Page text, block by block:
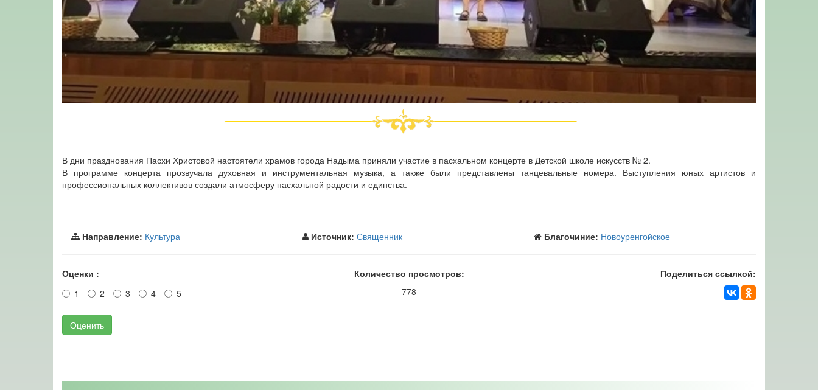
В дни празднования Пасхи Христовой настоятели храмов города Надыма приняли участие в пасхальном концерте в Детской школе искусств № 2.
В программе концерта прозвучала духовная и инструментальная музыка, а также были представлены танцевальные номера. Выступления юных артистов и
профессиональных коллективов создали атмосферу пасхальной радости и единства.
Направление: Культура Источник: Священник Благочиние: Новоуренгойское
Оценки :
1
2 3 4 5
Оценить
Количество просмотров:
778
Поделиться ссылкой: